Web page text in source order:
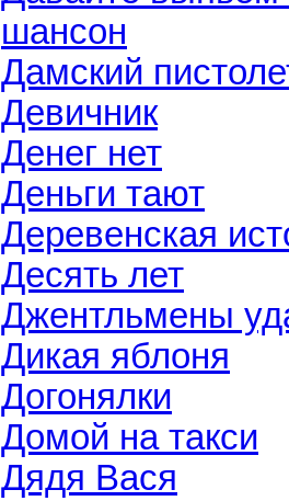
шансон
Дамский
Девичник
Денег нет
Деньги тают
Деревенская
Десять лет
Джентльмены
Дикая яблоня
Догонялки
Домой на такси
Дядя Вася